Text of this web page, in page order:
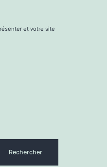
et votre site